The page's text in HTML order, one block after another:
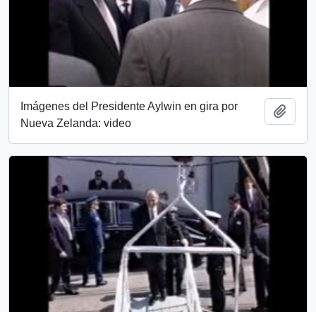
Imágenes del Presidente Aylwin en gira por
Nueva Zelanda: video